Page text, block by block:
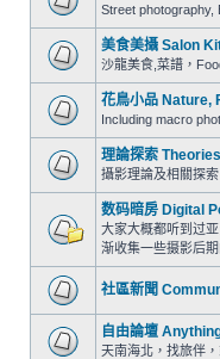
Street
美食美攝 Salon
沙龍美食,菜譜，
花鳥小品 Nature,
Including macro
理論探索
攝影理論及相關探索
数码暗房 Digital
大家大概都听到过
渐收集一些摄影后
社區新聞
自由論壇
天南海北，找旅伴